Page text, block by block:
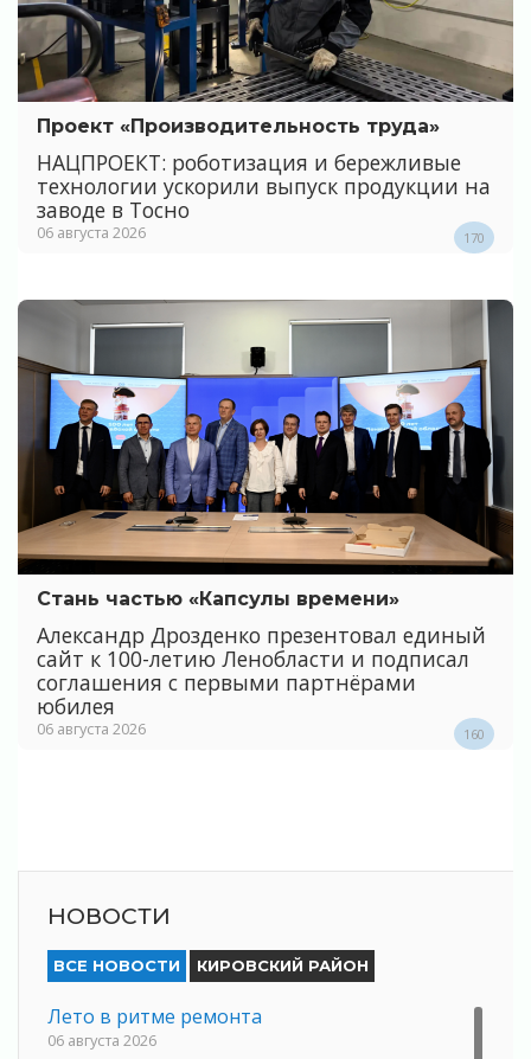
Проект «Производительность труда»
НАЦПРОЕКТ: роботизация и бережливые
технологии ускорили выпуск продукции на
заводе в Тосно
06 августа 2026 170
Стань частью «Капсулы времени»
Александр Дрозденко презентовал единый
сайт к 100-летию Ленобласти и подписал
соглашения с первыми партнёрами
юбилея
06 августа 2026 160
НОВОСТИ
ВСЕ НОВОСТИ КИРОВСКИЙ РАЙОН
Лето в ритме ремонта
06 августа 2026